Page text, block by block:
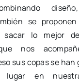
se
sacar lo mejor
nos
sus copas se han
lugar en